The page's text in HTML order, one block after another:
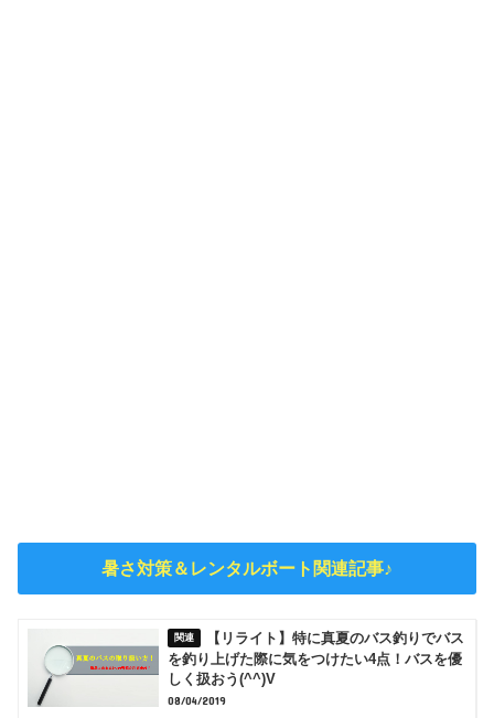
暑さ対策＆レンタルボート関連記事♪
【リライト】特に真夏のバス釣りでバス
を釣り上げた際に気をつけたい4点！バスを優
しく扱おう(^^)V
08/04/2019